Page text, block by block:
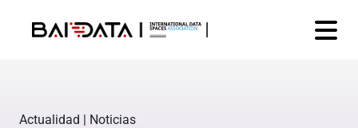
Actualidad | Noticias